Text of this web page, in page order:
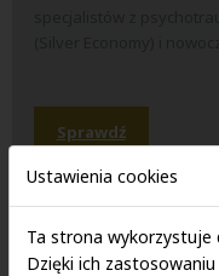
Sprawdź
Ustawienia cookies
Ta strona wykorzystuje
Dzięki ich